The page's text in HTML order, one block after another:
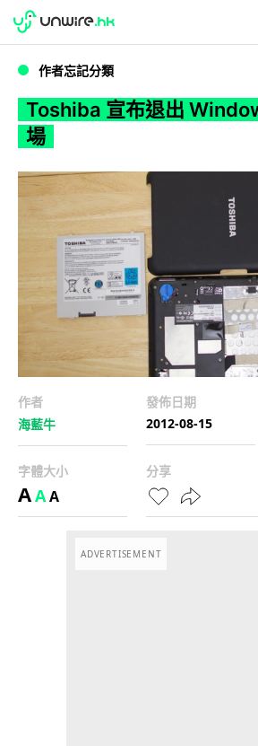
Toshiba 宣布退出
WWDC 2026
作者忘記分類
Toshiba 宣布退出
場
作者
海藍牛
發佈日期
2012-08-15
字體大小
AAA
分享
ADVERTISEMENT